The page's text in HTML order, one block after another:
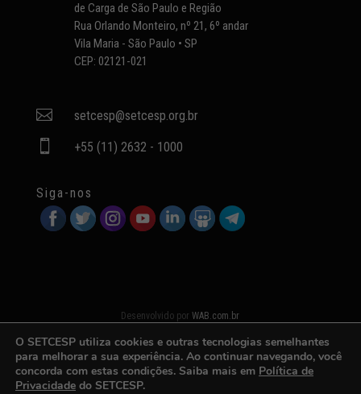
de Carga de São Paulo e Região
Rua Orlando Monteiro, nº 21, 6º andar
Vila Maria - São Paulo • SP
CEP: 02121-021
 setcesp@setcesp.org.br
 +55 (11) 2632 - 1000
Siga-nos
Desenvolvido porWAB.com.br
O SETCESP utiliza cookies e outras tecnologias semelhantes
para melhorar a sua experiência. Ao continuar navegando, você
concorda com estas condições. Saiba mais em Política de
Privacidade do SETCESP.